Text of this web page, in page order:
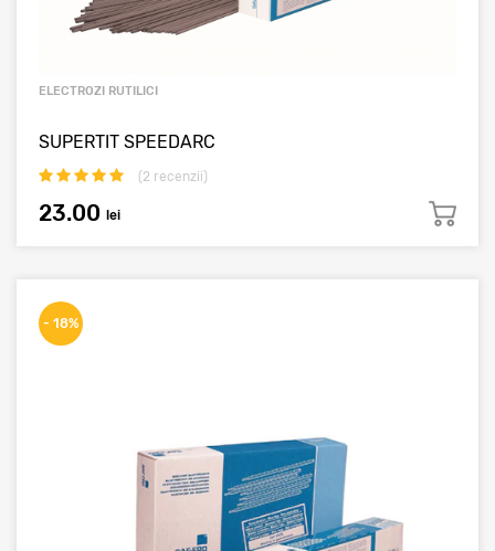
ELECTROZI RUTILICI
SUPERTIT SPEEDARC
(2 recenzii)
23.00 lei
- 18%